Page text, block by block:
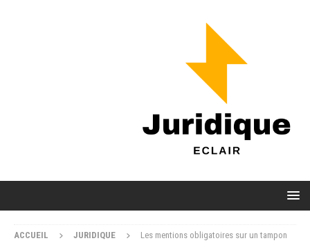
ACCUEIL JURIDIQUE
Les mentions obligatoires sur un tampon